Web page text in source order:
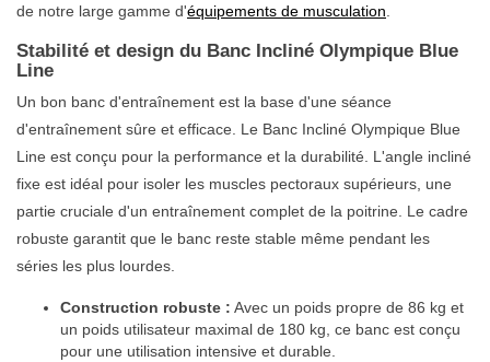
de notre large gamme d'équipements de musculation
Stabilité et design du Banc Incliné Olympique Blue
Line
Un bon banc d'entraînement est la base d'une séance
d'entraînement sûre et efficace. Le Banc Incliné Olympique Blue
Line est conçu pour la performance et la durabilité. L'angle incliné
fixe est idéal pour isoler les muscles pectoraux supérieurs, une
partie cruciale d'un entraînement complet de la poitrine. Le cadre
robuste garantit que le banc reste stable même pendant les
séries les plus lourdes.
Construction robuste : Avec un poids propre de 86 kg et
un poids utilisateur maximal de 180 kg, ce banc est conçu
pour une utilisation intensive et durable.